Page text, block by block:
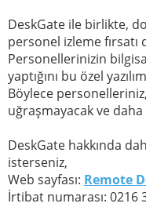
DeskGate ile birlikte,
personel izleme
Personellerinizin
yaptığını bu özel
Böylece
uğraşmayacak ve
DeskGate hakkında
isterseniz,
Web sayfası: Remote
İrtibat numarası: 0216